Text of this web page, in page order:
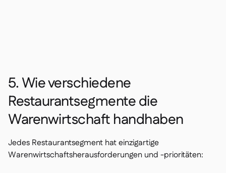
5. Wie verschiedene
Restaurantsegmente die
Warenwirtschaft handhaben
Jedes Restaurantsegment hat einzigartige
Warenwirtschaftsherausforderungen und -prioritäten: